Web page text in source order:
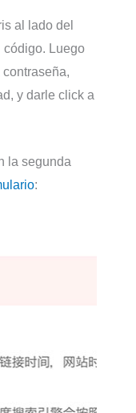
al lado del
código. Luego
y darle click a
la segunda
: